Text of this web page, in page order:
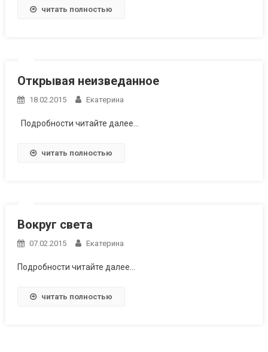
читать полностью
Открывая неизведанное
18.02.2015 Екатерина
Подробности читайте далее…
читать полностью
Вокруг света
07.02.2015 Екатерина
Подробности читайте далее…
читать полностью